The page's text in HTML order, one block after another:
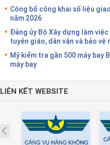
Công bố công khai số liệu
năm 2026
Đảng ủy Bộ Xây dựng làm
tuyên giáo, dân vận và bảo
Mỹ kiểm tra gần 500 máy bay
máy bay
LIÊN KẾT WEBSITE
Prev